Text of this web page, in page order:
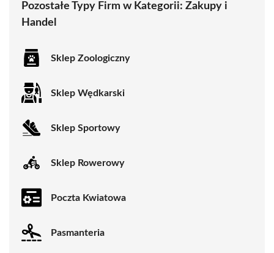
Pozostałe Typy Firm w Kategorii: Zakupy i
Handel
Sklep Zoologiczny
Sklep Wędkarski
Sklep Sportowy
Sklep Rowerowy
Poczta Kwiatowa
Pasmanteria